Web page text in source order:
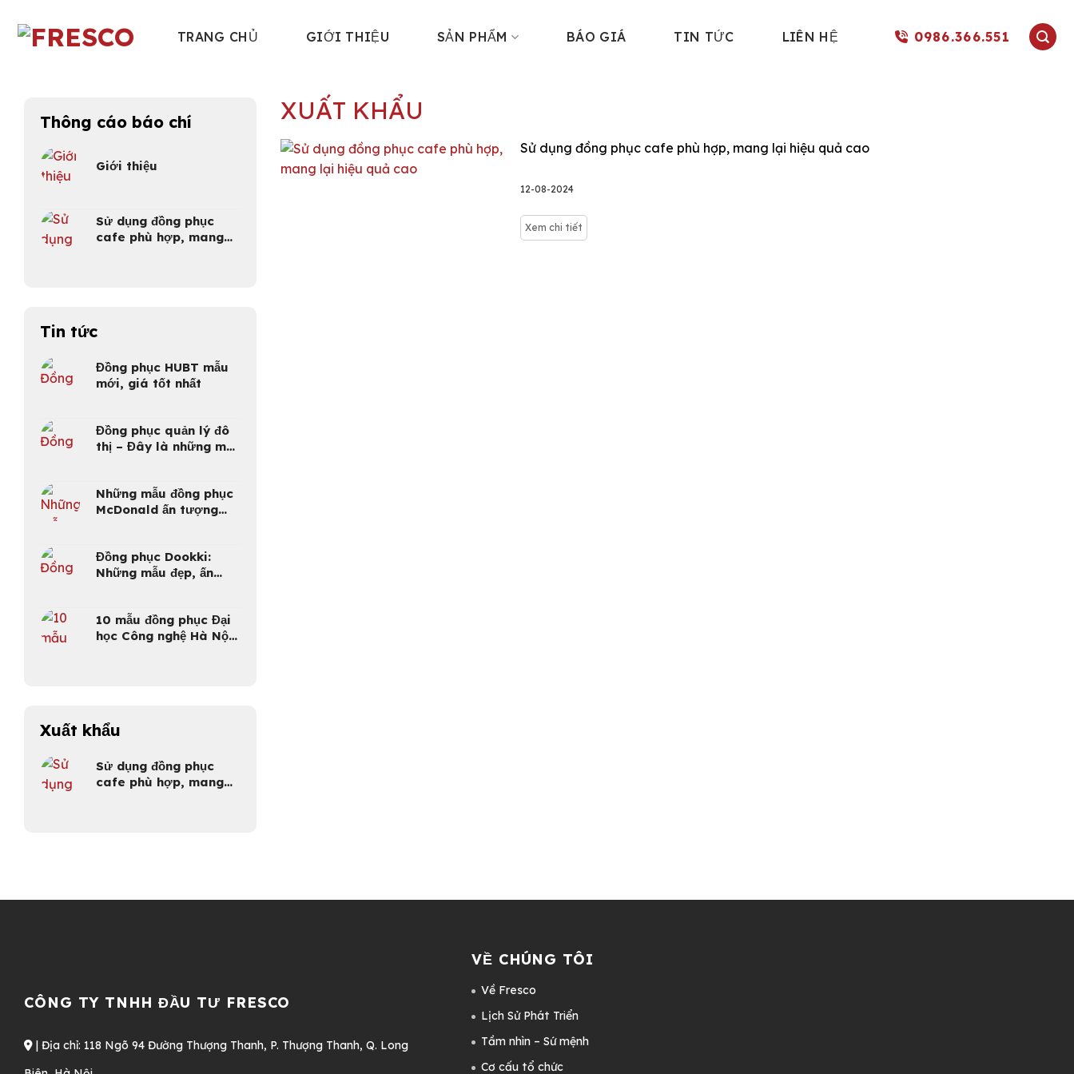
content
TRANG CHỦ GIỚI THIỆU SẢN PHẨM BÁO GIÁ TIN TỨC LIÊN HỆ 0986.366.551
Thông cáo báo chí
Giới thiệu
Sử dụng đồng phục
cafe phù hợp, mang
Tin tức
Đồng phục HUBT mẫu
mới, giá tốt nhất
Đồng phục quản lý đô
thị – Đây là những mẫu
Những mẫu đồng phục
McDonald ấn tượng
Đồng phục Dookki:
Những mẫu đẹp, ấn
10 mẫu đồng phục Đại
học Công nghệ Hà Nội
Xuất khẩu
Sử dụng đồng phục
cafe phù hợp, mang
XUẤT KHẨU
Sử dụng đồng phục cafe phù hợp, mang lại hiệu quả cao
12-08-2024
Xem chi tiết
CÔNG TY TNHH ĐẦU TƯ FRESCO
| Địa chỉ: 118 Ngõ 94 Đường Thượng Thanh, P. Thượng Thanh, Q. Long
VỀ CHÚNG TÔI
Về Fresco
Lịch Sử Phát Triển
Tầm nhìn – Sứ mệnh
Cơ cấu tổ chức